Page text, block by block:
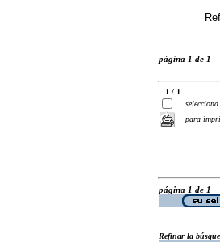
página 1 de 1
1 / 1
selecciona
para
página 1 de 1
Refinar la